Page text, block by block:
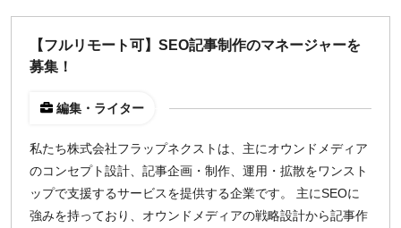
【フルリモート可】SEO記事制作のマネージャーを
募集！
編集・ライター
私たち株式会社フラップネクストは、主にオウンドメディア
のコンセプト設計、記事企画・制作、運用・拡散をワンスト
ップで支援するサービスを提供する企業です。 主にSEOに
強みを持っており、オウンドメディアの戦略設計から記事作